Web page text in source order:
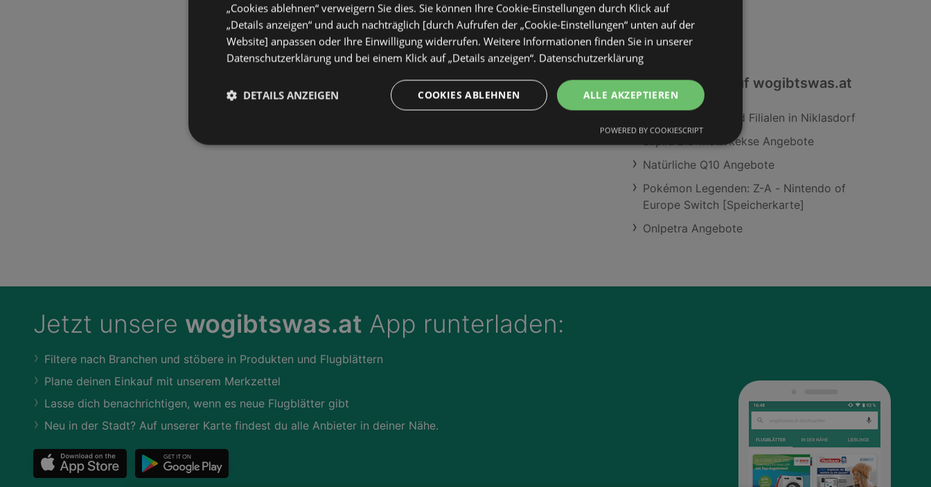
T&G Angebote
HOFER Angebote
Interessantes auf wogibtswas.at
Matratzen Concord Filialen in Niklasdorf
Lupilu Bio-Motivkekse Angebote
Natürliche Q10 Angebote
Pokémon Legenden: Z-A - Nintendo of
Europe Switch [Speicherkarte]
Onlpetra Angebote
Jetzt unsere wogibtswas.at App runterladen:
Filtere nach Branchen und stöbere in Produkten und Flugblättern
Plane deinen Einkauf mit unserem Merkzettel
Lasse dich benachrichtigen, wenn es neue Flugblätter gibt
Neu in der Stadt? Auf unserer Karte findest du alle Anbieter in deiner Nähe.
„Cookies ablehnen“ verweigern Sie dies. Sie können Ihre Cookie-Einstellungen durch Klick auf
„Details anzeigen“ und auch nachträglich [durch Aufrufen der „Cookie-Einstellungen“ unten auf der
Website] anpassen oder Ihre Einwilligung widerrufen. Weitere Informationen finden Sie in unserer
Datenschutzerklärung und bei einem Klick auf „Details anzeigen“. Datenschutzerklärung
ALLE AKZEPTIEREN
COOKIES ABLEHNEN
DETAILS ANZEIGEN
POWERED BY COOKIESCRIPT